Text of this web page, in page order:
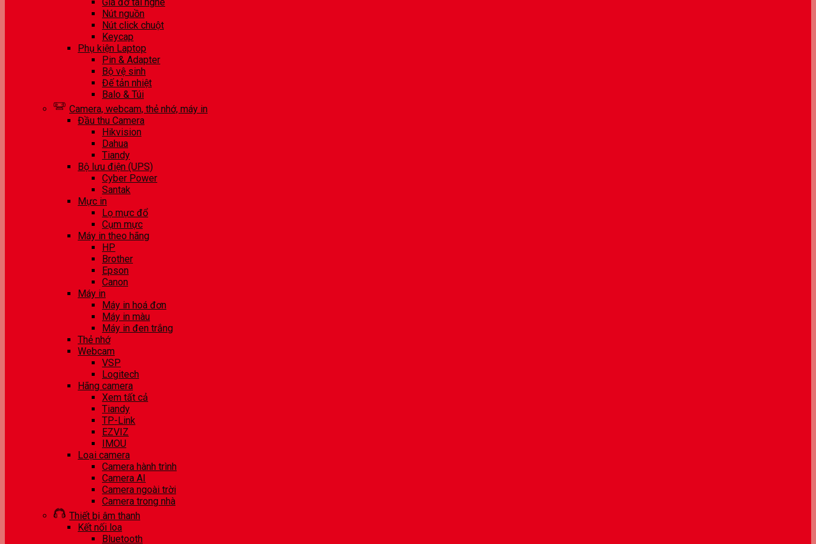
Nút nguồn
Nút click chuột
Keycap
Phụ kiện Laptop
Pin & Adapter
Bộ vệ sinh
Đế tản nhiệt
Balo & Túi
Camera, webcam, thẻ nhớ, máy in
Đầu thu Camera
Hikvision
Dahua
Tiandy
Bộ lưu điện (UPS)
Cyber Power
Santak
Mực in
Lọ mực đổ
Cụm mực
Máy in theo hãng
HP
Brother
Epson
Canon
Máy in
Máy in hoá đơn
Máy in màu
Máy in đen trắng
Thẻ nhớ
Webcam
VSP
Logitech
Hãng camera
Xem tất cả
Tiandy
TP-Link
EZVIZ
IMOU
Loại camera
Camera hành trình
Camera AI
Camera ngoài trời
Camera trong nhà
Thiết bị âm thanh
Kết nối loa
Bluetooth